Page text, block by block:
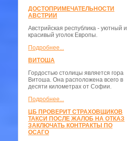
ДОСТОПРИМЕЧАТЕЛЬНОСТИ
АВСТРИИ
Австрийская республика - уютный и
красивый уголок Европы.
Подробнее...
ВИТОША
Гордостью столицы является гора
Витоша. Она расположена всего в
десяти километрах от Софии.
Подробнее...
ЦБ ПРОВЕРИТ СТРАХОВЩИКОВ
ТАКСИ ПОСЛЕ ЖАЛОБ НА ОТКАЗ
ЗАКЛЮЧАТЬ КОНТРАКТЫ ПО
ОСАГО